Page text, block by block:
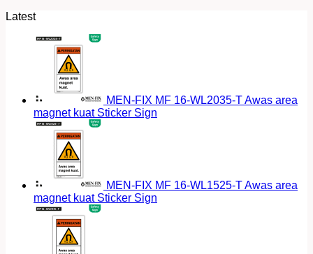
Latest
MEN-FIX MF 16-WL2035-T Awas area
magnet kuat Sticker Sign
MEN-FIX MF 16-WL1525-T Awas area
magnet kuat Sticker Sign